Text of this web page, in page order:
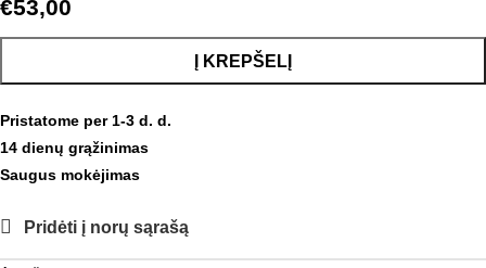
€53,00
Į KREPŠELĮ
Pristatome per 1-3 d. d.
14 dienų grąžinimas
Saugus mokėjimas
Pridėti į norų sąrašą